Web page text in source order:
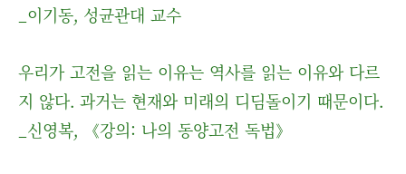
_이기동, 성균관대 교수
우리가 고전을 읽는 이유는 역사를 읽는 이유와 다르
지 않다. 과거는 현재와 미래의 디딤돌이기 때문이다.
_신영복, 《강의: 나의 동양고전 독법》